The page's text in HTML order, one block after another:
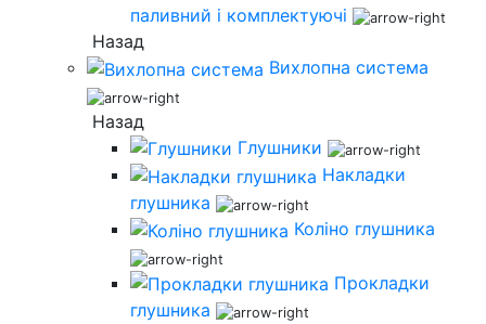
паливний і комплектуючі
Назад
Вихлопна система
Назад
Глушники
Накладки
глушника
Коліно глушника
Прокладки
глушника